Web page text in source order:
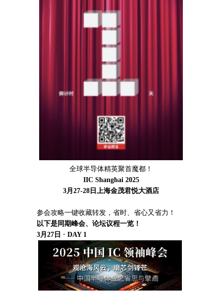
全球半导体精英聚首魔都！
IIC Shanghai 2025
3月27-28日上海金茂君悦大酒店
参会攻略一键收藏转发，省时、省心又省力！
以下是同期峰会、论坛议程一览！
3月27日 · DAY 1